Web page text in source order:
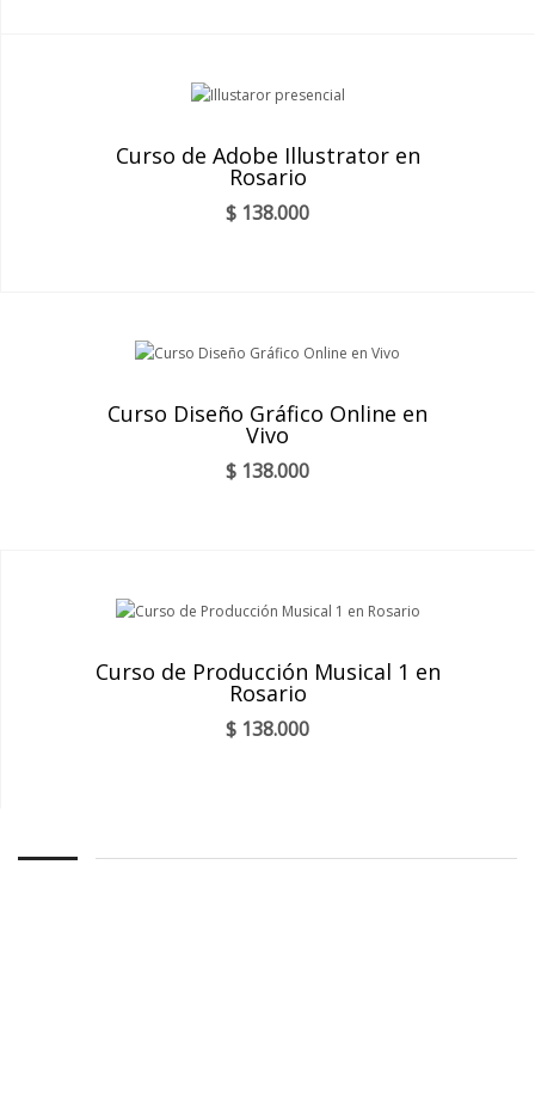
Curso de Adobe Illustrator en
Rosario
$ 138.000
Curso Diseño Gráfico Online en
Vivo
$ 138.000
Curso de Producción Musical 1 en
Rosario
$ 138.000